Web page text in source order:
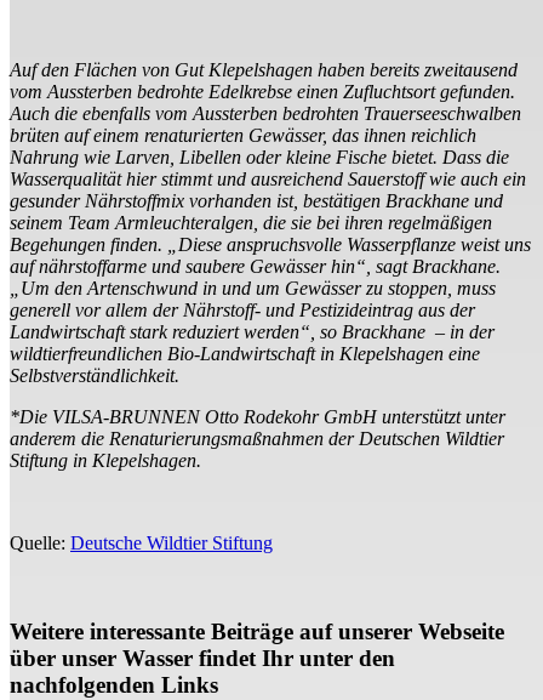
Auf den Flächen von Gut Klepelshagen haben bereits zweitausend
vom Aussterben bedrohte Edelkrebse einen Zufluchtsort gefunden.
Auch die ebenfalls vom Aussterben bedrohten Trauerseeschwalben
brüten auf einem renaturierten Gewässer, das ihnen reichlich
Nahrung wie Larven, Libellen oder kleine Fische bietet. Dass die
Wasserqualität hier stimmt und ausreichend Sauerstoff wie auch ein
gesunder Nährstoffmix vorhanden ist, bestätigen Brackhane und
seinem Team Armleuchteralgen, die sie bei ihren regelmäßigen
Begehungen finden. „Diese anspruchsvolle Wasserpflanze weist uns
auf nährstoffarme und saubere Gewässer hin“, sagt Brackhane.
„Um den Artenschwund in und um Gewässer zu stoppen, muss
generell vor allem der Nährstoff- und Pestizideintrag aus der
Landwirtschaft stark reduziert werden“, so Brackhane – in der
wildtierfreundlichen Bio-Landwirtschaft in Klepelshagen eine
Selbstverständlichkeit.
*Die VILSA-BRUNNEN Otto Rodekohr GmbH unterstützt unter
anderem die Renaturierungsmaßnahmen der Deutschen Wildtier
Stiftung in Klepelshagen.
Quelle: Deutsche Wildtier Stiftung
Weitere interessante Beiträge auf unserer Webseite
über unser Wasser findet Ihr unter den
nachfolgenden Links